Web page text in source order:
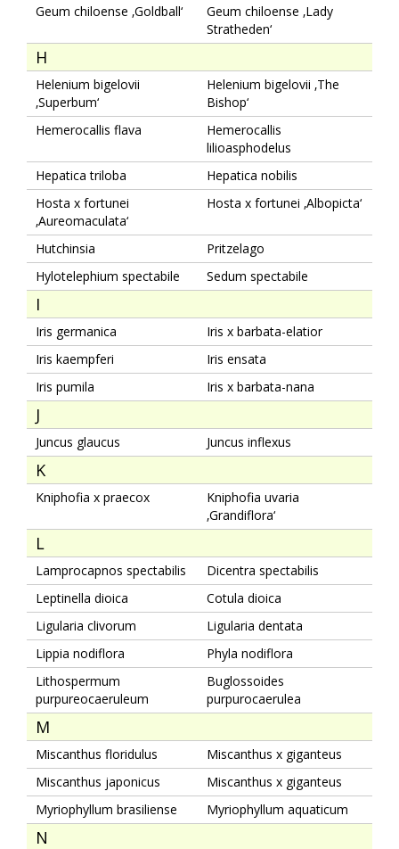
Geum chiloense ‚Goldball‘
Geum chiloense ‚Lady
Stratheden‘
H
Helenium bigelovii
‚Superbum‘
Helenium bigelovii ‚The
Bishop‘
Hemerocallis flava
Hemerocallis
lilioasphodelus
Hepatica triloba
Hepatica nobilis
Hosta x fortunei
‚Aureomaculata‘
Hosta x fortunei ‚Albopicta‘
Hutchinsia
Pritzelago
Hylotelephium spectabile
Sedum spectabile
I
Iris germanica
Iris x barbata-elatior
Iris kaempferi
Iris ensata
Iris pumila
Iris x barbata-nana
J
Juncus glaucus Juncus inflexus
K
Kniphofia x praecox
Kniphofia uvaria
‚Grandiflora‘
L
Lamprocapnos spectabilis
Dicentra spectabilis
Leptinella dioica
Cotula dioica
Ligularia clivorum
Ligularia dentata
Lippia nodiflora
Phyla nodiflora
Lithospermum
purpureocaeruleum
Buglossoides
purpurocaerulea
M
Miscanthus floridulus
Miscanthus x giganteus
Miscanthus japonicus
Miscanthus x giganteus
Myriophyllum brasiliense
Myriophyllum aquaticum
N